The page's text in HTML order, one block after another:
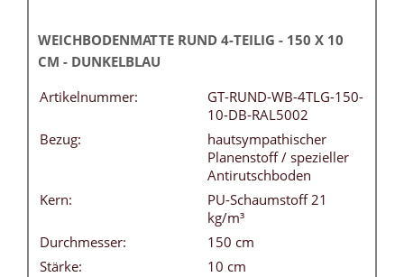
WEICHBODENMATTE RUND 4-TEILIG - 150 X 10
CM - DUNKELBLAU
Artikelnummer:
GT-RUND-WB-4TLG-150-
10-DB-RAL5002
Bezug:
hautsympathischer
Planenstoff / spezieller
Antirutschboden
Kern:
PU-Schaumstoff 21
kg/m³
Durchmesser:
150 cm
Stärke:
10 cm